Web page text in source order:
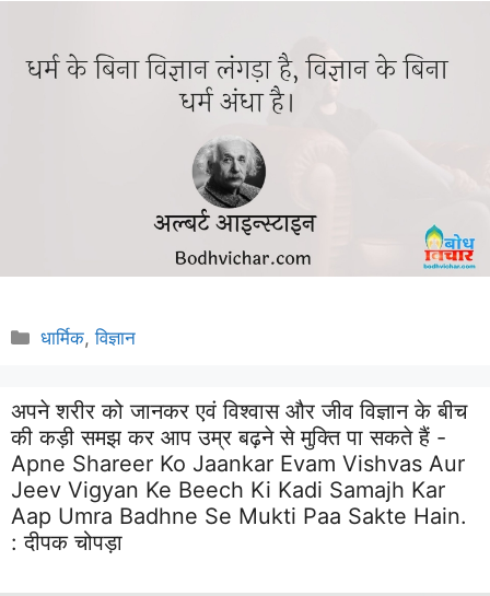
Categories
धार्मिक,विज्ञान
अपने शरीर को जानकर एवं विश्वास और जीव विज्ञान के बीच
की कड़ी समझ कर आप उम्र बढ़ने से मुक्ति पा सकते हैं -
Apne Shareer Ko Jaankar Evam Vishvas Aur
Jeev Vigyan Ke Beech Ki Kadi Samajh Kar
Aap Umra Badhne Se Mukti Paa Sakte Hain.
:दीपक चोपड़ा